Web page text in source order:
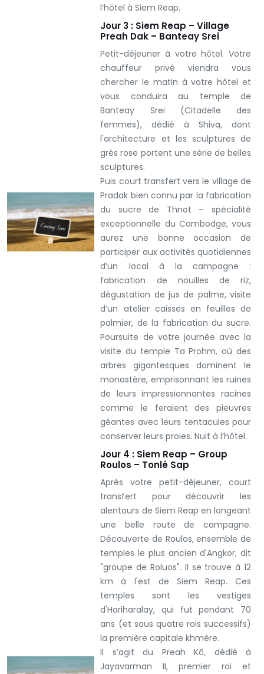
l’hôtel à Siem Reap.
Jour 3 : Siem Reap – Village
Preah Dak – Banteay Srei
Petit-déjeuner à votre hôtel. Votre
chauffeur privé viendra vous
chercher le matin à votre hôtel et
vous conduira au temple de
Banteay Srei (Citadelle des
femmes), dédié à Shiva, dont
l'architecture et les sculptures de
grès rose portent une série de belles
sculptures.
Puis court transfert vers le village de
Pradak bien connu par la fabrication
du sucre de Thnot – spécialité
exceptionnelle du Cambodge, vous
aurez une bonne occasion de
participer aux activités quotidiennes
d’un local à la campagne :
fabrication de nouilles de riz,
dégustation de jus de palme, visite
d’un atelier caisses en feuilles de
palmier, de la fabrication du sucre.
Poursuite de votre journée avec la
visite du temple Ta Prohm, où des
arbres gigantesques dominent le
monastère, emprisonnant les ruines
de leurs impressionnantes racines
comme le feraient des pieuvres
géantes avec leurs tentacules pour
conserver leurs proies. Nuit à l’hôtel.
Jour 4 : Siem Reap – Group
Roulos – Tonlé Sap
Après votre petit-déjeuner, court
transfert pour découvrir les
alentours de Siem Reap en longeant
une belle route de campagne.
Découverte de Roulos, ensemble de
temples le plus ancien d'Angkor, dit
"groupe de Roluos". Il se trouve à 12
km à l'est de Siem Reap. Ces
temples sont les vestiges
d'Hariharalay, qui fut pendant 70
ans (et sous quatre rois successifs)
la première capitale khmère.
Il s’agit du Preah Kô, dédié à
Jayavarman II, premier roi et